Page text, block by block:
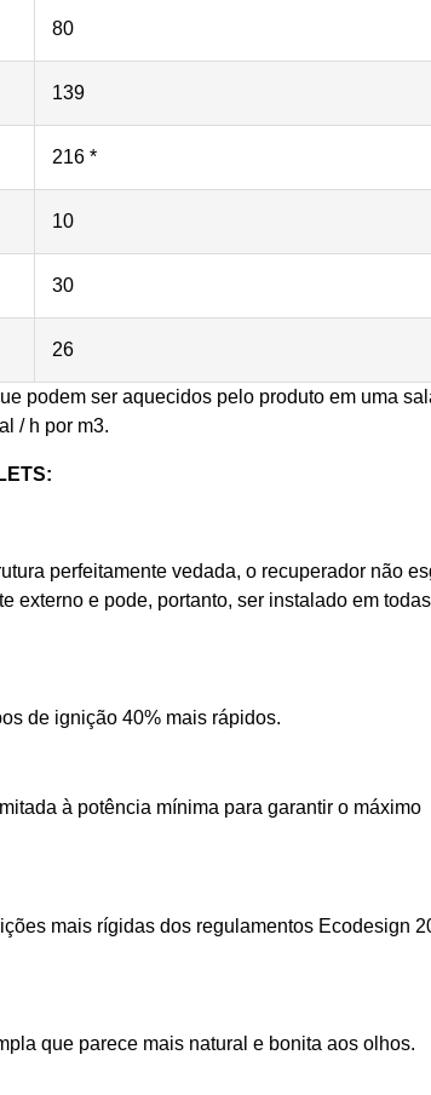
80
139
216 *
10
30
26
podem ser aquecidos pelo produto em uma
/ h por m3.
perfeitamente vedada, o recuperador não
externo e pode, portanto, ser instalado em
de ignição 40% mais rápidos.
à potência mínima para garantir o máximo
mais rígidas dos regulamentos Ecodesign
que parece mais natural e bonita aos olhos.